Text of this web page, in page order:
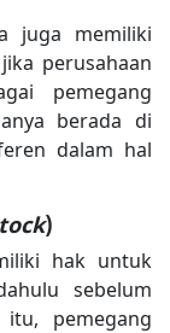
juga memiliki
perusahaan
pemegang
berada di
dalam hal
)
hak untuk
sebelum
itu, pemegang